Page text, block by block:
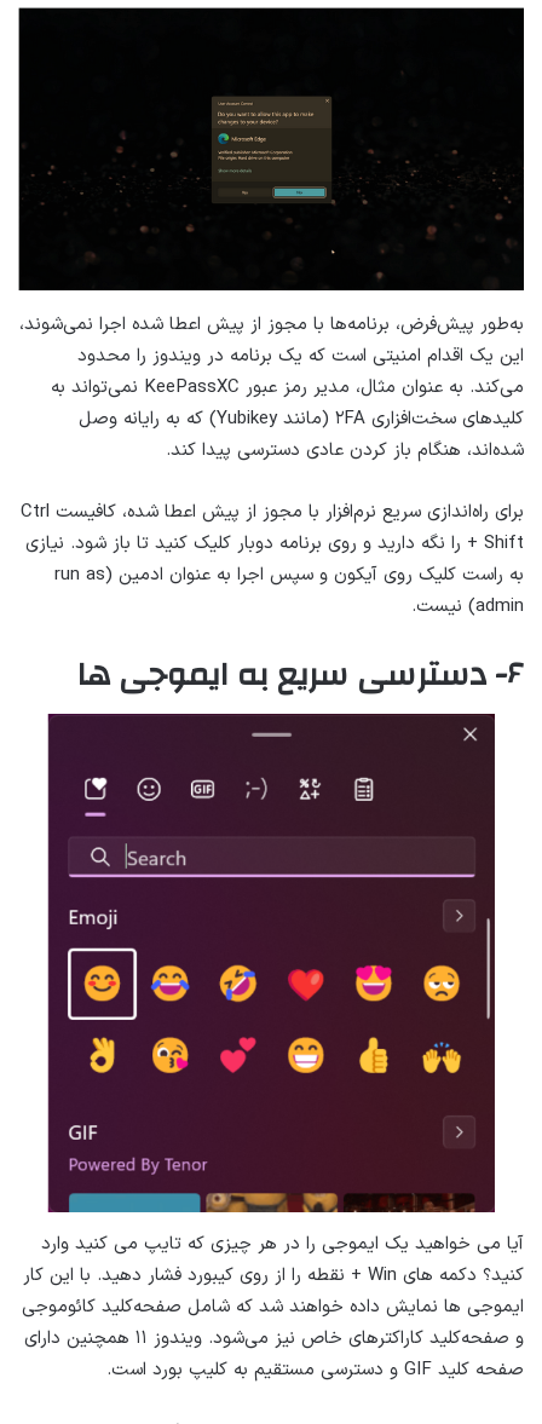
به‌طور پیش‌فرض، برنامه‌ها با مجوز از پیش اعطا شده اجرا نمی‌شوند،
این یک اقدام امنیتی است که یک برنامه در ویندوز را محدود
می‌کند. به عنوان مثال، مدیر رمز عبور KeePassXC نمی‌تواند به
کلیدهای سخت‌افزاری ۲FA (مانند Yubikey) که به رایانه وصل
شده‌اند، هنگام باز کردن عادی دسترسی پیدا کند.
برای راه‌اندازی سریع نرم‌افزار با مجوز از پیش اعطا شده، کافیست Ctrl
+ Shift را نگه دارید و روی برنامه دوبار کلیک کنید تا باز شود. نیازی
به راست کلیک روی آیکون و سپس اجرا به عنوان ادمین (run as
admin) نیست.
۶- دسترسی سریع به ایموجی ها
آیا می خواهید یک ایموجی را در هر چیزی که تایپ می کنید وارد
کنید؟ دکمه های Win + نقطه را از روی کیبورد فشار دهید. با این کار
ایموجی ها نمایش داده خواهند شد که شامل صفحه‌کلید کائوموجی
و صفحه‌کلید کاراکترهای خاص نیز می‌شود. ویندوز ۱۱ همچنین دارای
صفحه کلید GIF و دسترسی مستقیم به کلیپ بورد است.